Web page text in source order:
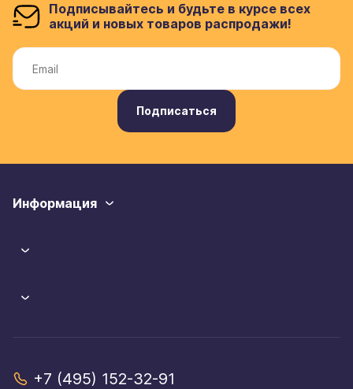
Подписывайтесь и будьте в курсе всех
акций и новых товаров распродажи!
Подписаться
Информация
+7 (495) 152-32-91